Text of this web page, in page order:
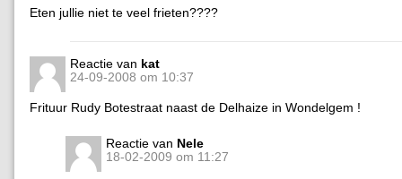
Eten jullie niet te veel frieten????
Reactie van kat
24-09-2008 om 10:37
Frituur Rudy Botestraat naast de Delhaize in Wondelgem !
Reactie van Nele
18-02-2009 om 11:27